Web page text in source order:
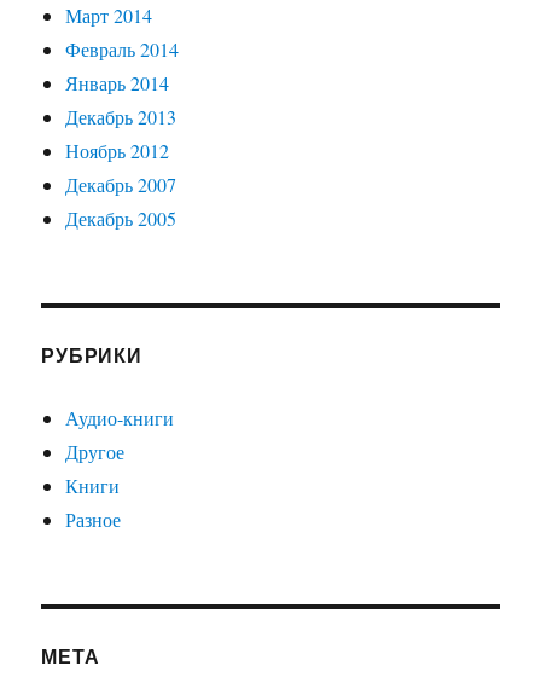
Март 2014
Февраль 2014
Январь 2014
Декабрь 2013
Ноябрь 2012
Декабрь 2007
Декабрь 2005
РУБРИКИ
Аудио-книги
Другое
Книги
Разное
МЕТА